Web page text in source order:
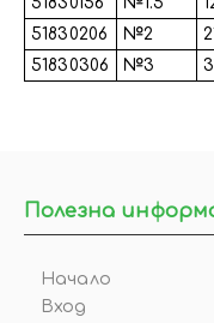
51830206
№2
51830306
№3
Полезна
Начало
Вход